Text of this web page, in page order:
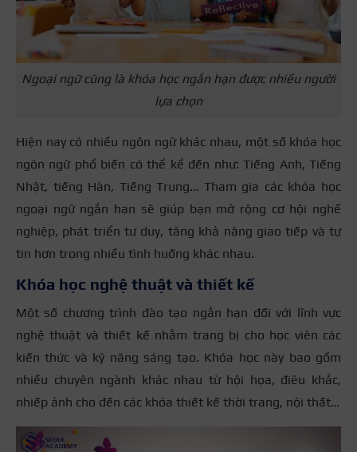
Ngoại ngữ cũng là khóa học ngắn hạn được nhiều người
lựa chọn
Hiện nay có nhiều ngôn ngữ khác nhau, một số khóa học
ngôn ngữ phổ biến có thể kể đến như: Tiếng Anh, Tiếng
Nhật, tiếng Hàn, Tiếng Trung… Tham gia các khóa học
ngoại ngữ ngắn hạn sẽ giúp bạn mở rộng cơ hội nghề
nghiệp, phát triển tư duy, tăng khả năng giao tiếp và tự
tin hơn trong nhiều tình huống khác nhau.
Khóa học nghệ thuật và thiết kế
Một số chương trình đào tạo ngắn hạn đối với lĩnh vực
nghệ thuật và thiết kế nhằm trang bị cho học viên các
kiến thức và kỹ năng sáng tạo. Khóa học này bao gồm
nhiều chuyên ngành khác nhau từ hội họa, điêu khắc,
nhiếp ảnh cho đến các khóa thiết kế thời trang, nội thất…